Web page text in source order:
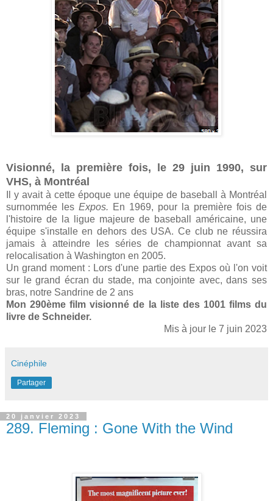
Visionné, la première fois, le 29 juin 1990, sur
VHS, à Montréal
Il y avait à cette époque une équipe de baseball à Montréal
surnommée les Expos. En 1969, pour la première fois de
l'histoire de la ligue majeure de baseball américaine, une
équipe s'installe en dehors des USA. Ce club ne réussira
jamais à atteindre les séries de championnat avant sa
relocalisation à Washington en 2005.
Un grand moment : Lors d'une partie des Expos où l'on voit
sur le grand écran du stade, ma conjointe avec, dans ses
bras, notre Sandrine de 2 ans
Mon 290ème film visionné de la liste des 1001 films du
livre de Schneider.
Mis à jour le 7 juin 2023
Cinéphile
Partager
20 janvier 2023
289. Fleming : Gone With the Wind